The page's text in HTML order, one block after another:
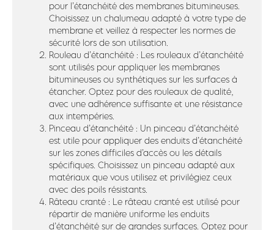
pour l’étanchéité des membranes bitumineuses.
Choisissez un chalumeau adapté à votre type de
membrane et veillez à respecter les normes de
sécurité lors de son utilisation.
Rouleau d’étanchéité : Les rouleaux d’étanchéité
sont utilisés pour appliquer les membranes
bitumineuses ou synthétiques sur les surfaces à
étancher. Optez pour des rouleaux de qualité,
avec une adhérence suffisante et une résistance
aux intempéries.
Pinceau d’étanchéité : Un pinceau d’étanchéité
est utile pour appliquer des enduits d’étanchéité
sur les zones difficiles d’accès ou les détails
spécifiques. Choisissez un pinceau adapté aux
matériaux que vous utilisez et privilégiez ceux
avec des poils résistants.
Râteau cranté : Le râteau cranté est utilisé pour
répartir de manière uniforme les enduits
d’étanchéité sur de grandes surfaces. Optez pour